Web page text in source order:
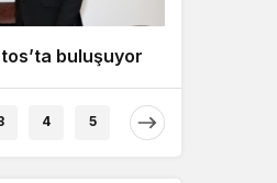
buluşuyor
4 5